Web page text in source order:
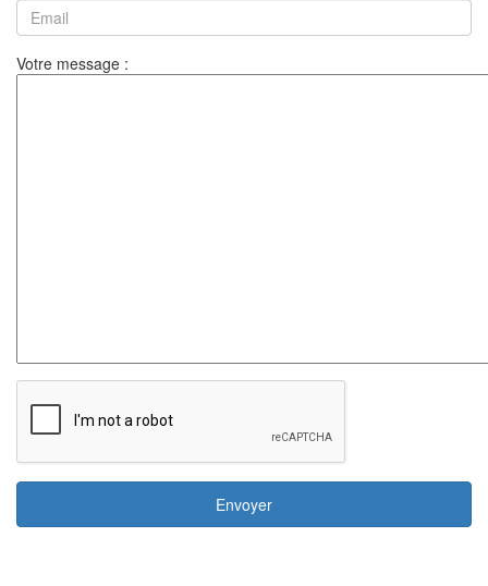
Votre message :
Envoyer